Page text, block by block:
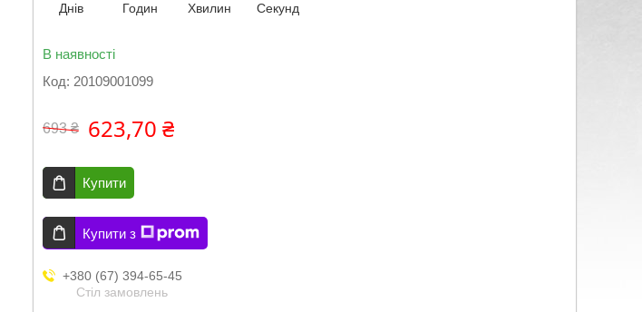
Днів Годин Хвилин Секунд
В наявності
Код: 20109001099
693 ₴ 623,70 ₴
Купити
Купити з
+380 (67) 394-65-45
Стіл замовлень